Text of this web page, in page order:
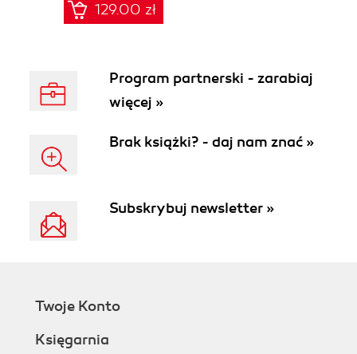
129.00 zł
Program partnerski - zarabiaj
więcej »
Brak książki? - daj nam znać »
Subskrybuj newsletter »
Twoje Konto
Księgarnia